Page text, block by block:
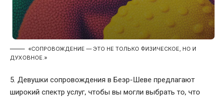
«СОПРОВОЖДЕНИЕ — ЭТО НЕ ТОЛЬКО ФИЗИЧЕСКОЕ, НО И
ДУХОВНОЕ.»
5. Девушки сопровождения в Беэр-Шеве предлагают
широкий спектр услуг, чтобы вы могли выбрать то, что